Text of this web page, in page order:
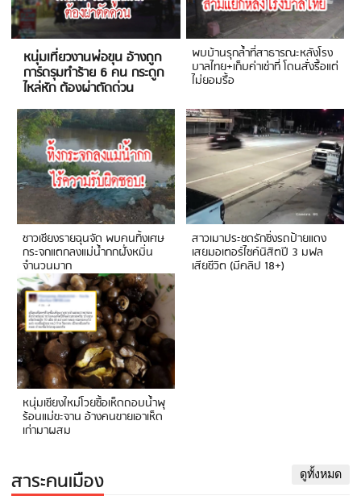
หนุ่มเที่ยวงานพ่อขุน อ้างถูก
การ์ดรุมทำร้าย 6 คน กระดูก
ไหล่หัก ต้องผ่าตัดด่วน
พบบ้านรุกล้ำที่สาธารณะหลังโรง
บาลไทย+เก็บค่าเช่าที่ โดนสั่งรื้อแต่
ไม่ยอมรื้อ
ชาวเชียงรายฉุนจัด พบคนทิ้งเศษ
กระจกแตกลงแม่น้ำกกฝั่งหมิ่น
จำนวนมาก
สาวเมาประชดรักซิ่งรถป้ายแดง
เสยมอเตอร์ไซค์นิสิตปี 3 มฟล
เสียชีวิต (มีคลิป 18+)
หนุ่มเชียงใหม่โวยซื้อเห็ดถอบน้ำพุ
ร้อนแม่ขะจาน อ้างคนขายเอาเห็ด
เก่ามาผสม
สาระคนเมือง ดูทั้งหมด